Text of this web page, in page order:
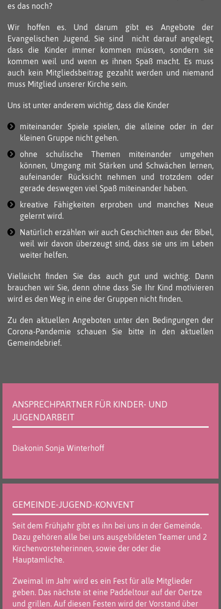
es das noch?
Wir hoffen es. Und darum gibt es Angebote der
Evangelischen Jugend. Sie sind nicht darauf angelegt,
dass die Kinder immer kommen müssen, sondern sie
kommen weil und wenn es ihnen Spaß macht. Es muss
auch kein Mitgliedsbeitrag gezahlt werden und niemand
muss Mitglied unserer Kirche sein.
Uns ist unter anderem wichtig, dass die Kinder
miteinander Spiele spielen, die alleine oder in der
kleinen Gruppe nicht gehen.
ohne schulische Themen miteinander umgehen
können, Umgang mit Stärken und Schwächen lernen,
aufeinander Rücksicht nehmen und trotzdem oder
gerade deswegen viel Spaß miteinander haben.
kreative Fähigkeiten erproben und manches Neue
gelernt wird.
Natürlich erzählen wir auch Geschichten aus der Bibel,
weil wir davon überzeugt sind, dass sie uns im Leben
weiter helfen.
Vielleicht finden Sie das auch gut und wichtig. Dann
brauchen wir Sie, denn ohne dass Sie Ihr Kind motivieren
wird es den Weg in eine der Gruppen nicht finden.
Zu den aktuellen Angeboten unter den Bedingungen der
Corona-Pandemie schauen Sie bitte in den aktuellen
Gemeindebrief.
ANSPRECHPARTNER FÜR KINDER- UND
JUGENDARBEIT
Diakonin Sonja Winterhoff
GEMEINDE-JUGEND-KONVENT
Seit dem Frühjahr gibt es ihn bei uns in der Gemeinde.
Dazu gehören alle bei uns ausgebildeten Teamer und 2
Kirchenvorsteherinnen, sowie der oder die
Hauptamliche.
Zweimal im Jahr wird es ein Fest für alle Mitglieder
geben. Das nächste ist eine Paddeltour auf der Oertze
und grillen. Auf diesen Festen wird der Vorstand über